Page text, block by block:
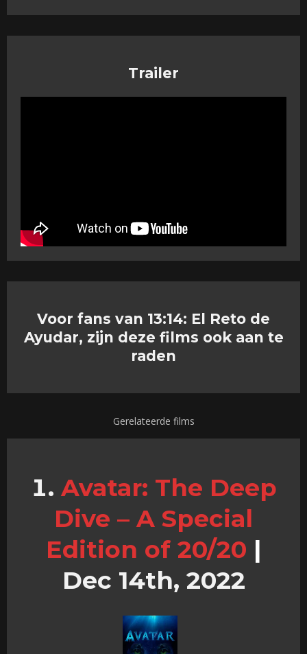
Trailer
Voor fans van 13:14: El Reto de
Ayudar, zijn deze films ook aan te
raden
Gerelateerde films
Avatar: The Deep
Dive – A Special
Edition of 20/20 |
Dec 14th, 2022